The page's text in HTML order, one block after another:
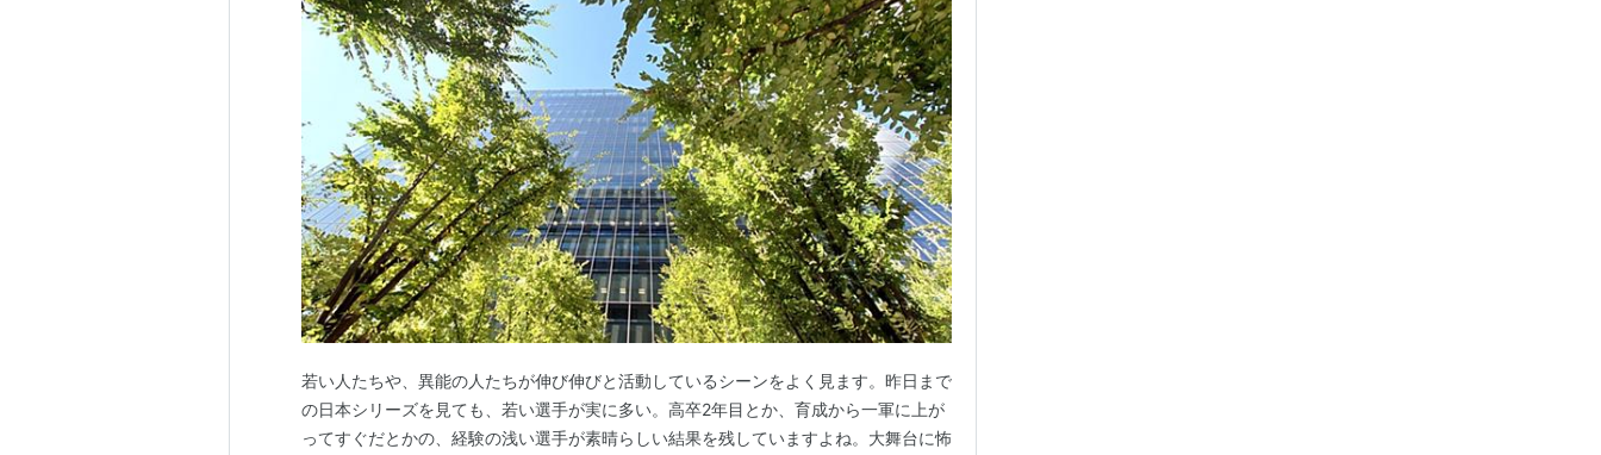
若い人たちや、異能の人たちが伸び伸びと活動しているシーンをよく見ます。昨日まで
の日本シリーズを見ても、若い選手が実に多い。高卒2年目とか、育成から一軍に上が
ってすぐだとかの、経験の浅い選手が素晴らしい結果を残していますよね。大舞台に怖